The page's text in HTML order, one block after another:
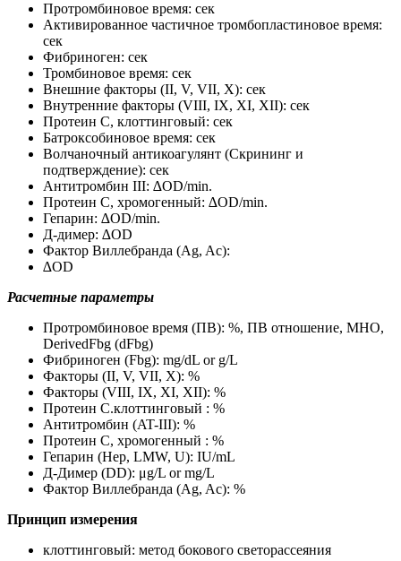
Протромбиновое время: сек
Активированное частичное тромбопластиновое время:
сек
Фибриноген: сек
Тромбиновое время: сек
Внешние факторы (II, V, VII, X): сек
Внутренние факторы (VIII, IX, XI, XII): сек
Протеин С, клоттинговый: сек
Батроксобиновое время: сек
Волчаночный антикоагулянт (Скрининг и
подтверждение): сек
Антитромбин III: ∆OD/min.
Протеин С, хромогенный: ∆OD/min.
Гепарин: ∆OD/min.
Д-димер: ∆OD
Фактор Виллебранда (Ag, Ac):
∆OD
Расчетные параметры
Протромбиновое время (ПВ): %, ПВ отношение, МНО,
DerivedFbg (dFbg)
Фибриноген (Fbg): mg/dL or g/L
Факторы (II, V, VII, X): %
Факторы (VIII, IX, XI, XII): %
Протеин C.клоттинговый : %
Антитромбин (AT-III): %
Протеин С, хромогенный : %
Гепарин (Hep, LMW, U): IU/mL
Д-Димер (DD): μg/L or mg/L
Фактор Виллебранда (Ag, Ac): %
Принцип измерения
клоттинговый: метод бокового светорассеяния